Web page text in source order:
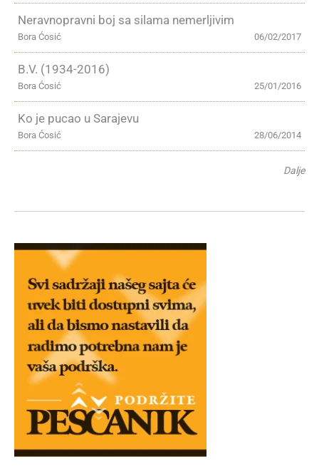
Neravnopravni boj sa silama nemerljivim
06/02/2017
Bora Ćosić
B.V. (1934-2016)
25/01/2016
Bora Ćosić
Ko je pucao u Sarajevu
28/06/2014
Bora Ćosić
Dalje